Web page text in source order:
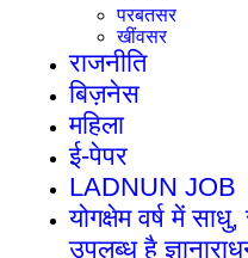
परबतसर
खींवसर
राजनीति
बिज़नेस
महिला
ई-पेपर
LADNUN JOB
योगक्षेम वर्ष में
उपलब्ध है